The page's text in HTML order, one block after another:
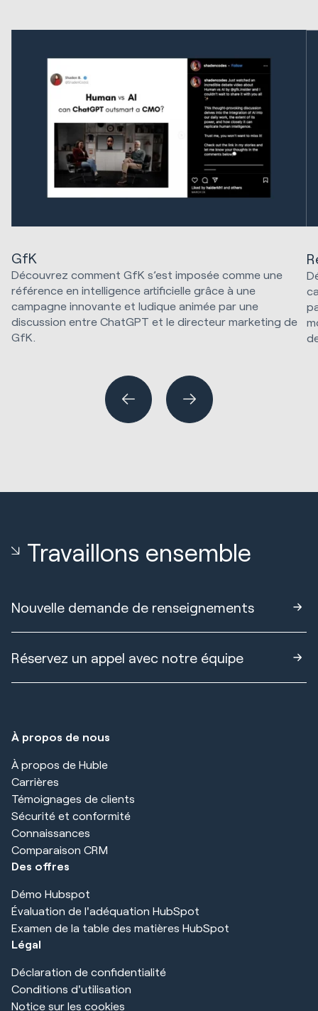
GfK
Découvrez comment GfK s’est imposée comme une
référence en intelligence artificielle grâce à une
campagne innovante et ludique animée par une
discussion entre ChatGPT et le directeur marketing de
GfK.
Travaillons ensemble
Nouvelle demande de renseignements
Réservez un appel avec notre équipe
À propos de nous
À propos de Huble
Carrières
Témoignages de clients
Sécurité et conformité
Connaissances
Comparaison CRM
Des offres
Démo Hubspot
Évaluation de l'adéquation HubSpot
Examen de la table des matières HubSpot
Légal
Déclaration de confidentialité
Conditions d'utilisation
Notice sur les cookies